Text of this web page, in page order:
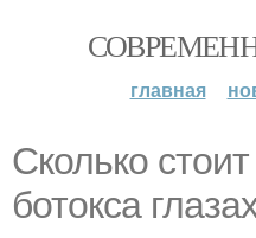
главная
Сколько
ботокса